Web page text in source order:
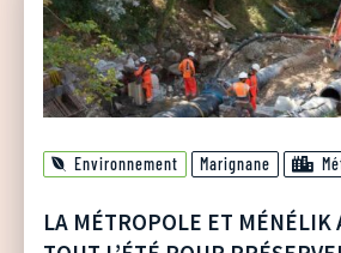
Environnement Marignane
LA MÉTROPOLE ET MÉNÉLIK